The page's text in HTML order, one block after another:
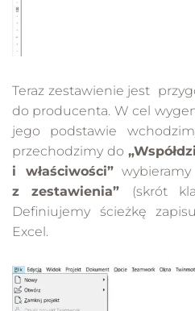
Teraz zestawienie jest
do producenta. W cel
jego podstawie
przechodzimy do
i właściwości”wybieramy
z zestawienia” (skrót
Definiujemy ścieżkę
Excel.